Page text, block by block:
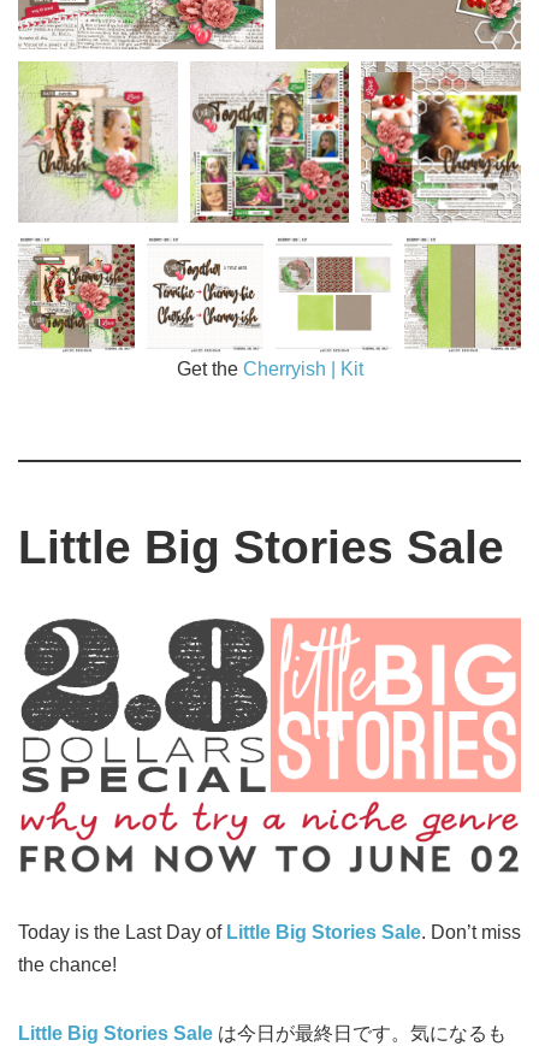
Get the Cherryish | Kit
Little Big Stories Sale
Today is the Last Day of Little Big Stories Sale. Don’t miss
the chance!
Little Big Stories Sale は今日が最終日です。気になるも